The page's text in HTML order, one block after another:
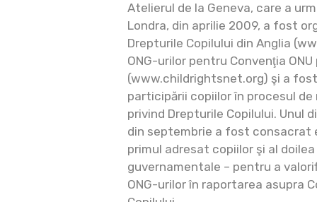
Atelierul de la Geneva, care a
Londra, din aprilie 2009, a fost
Drepturile Copilului din Anglia
ONG-urilor pentru Convenţia
(www.childrightsnet.org) şi a
participării copiilor în procesul
privind Drepturile Copilului. Unul
din septembrie a fost consacrat
primul adresat copiilor şi al
guvernamentale – pentru a
ONG-urilor în raportarea asupra